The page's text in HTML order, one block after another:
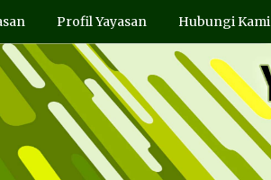
Profil Yayasan Hubungi Kami